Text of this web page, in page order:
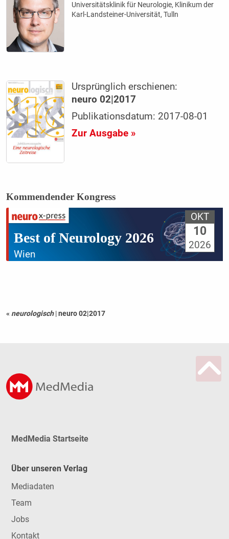
Universitätsklinik für Neurologie, Klinikum der
Karl-Landsteiner-Universität, Tulln
Ursprünglich erschienen:
neuro 02|2017
Publikationsdatum: 2017-08-01
Zur Ausgabe »
Kommendender Kongress
Best of Neurology 2026
Wien
OKT
10
2026
« neurologisch |neuro 02|2017
MedMedia Startseite
Über unseren Verlag
Mediadaten
Team
Jobs
Kontakt